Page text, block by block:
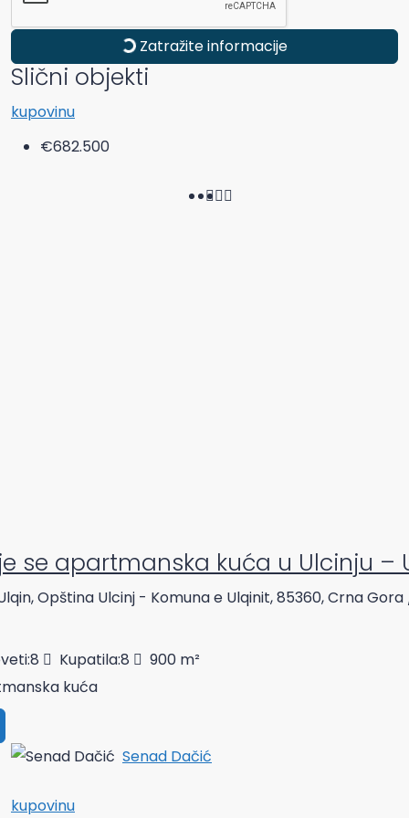
Zatražite informacije
Slični objekti
kupovinu
€682.500
se apartmanska kuća u Ulcinju –
Opština Ulcinj - Komuna e Ulqinit, 85360, Crna
8 Kupatila:8 900 m²
kuća
Senad Dačić
kupovinu